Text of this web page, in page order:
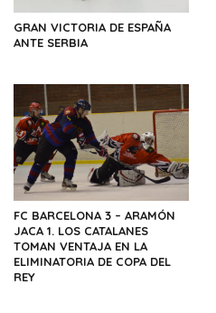
GRAN VICTORIA DE ESPAÑA
ANTE SERBIA
FC BARCELONA 3 – ARAMÓN
JACA 1. LOS CATALANES
TOMAN VENTAJA EN LA
ELIMINATORIA DE COPA DEL
REY